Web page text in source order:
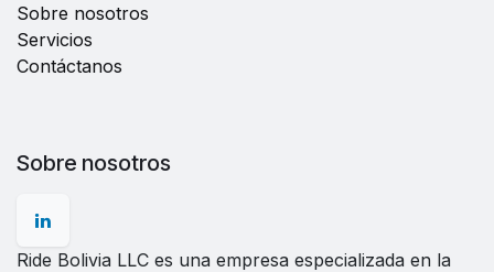
Sobre nosotros
Servicios
Contáctanos
Sobre nosotros
Ride Bolivia LLC es una empresa especializada en la